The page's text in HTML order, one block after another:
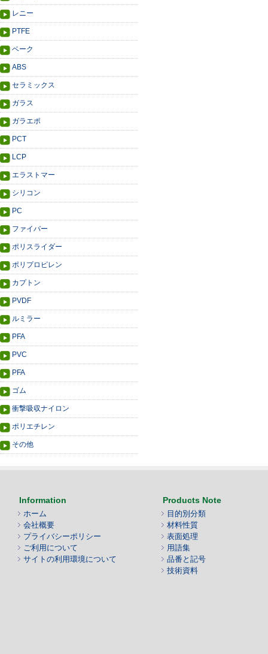
レニー
PTFE
ベーク
ABS
セラミックス
ガラス
ガラエポ
PCT
LCP
エラストマー
シリコン
PC
ファイバー
ポリスライダー
ポリプロピレン
カプトン
PVDF
ルミラー
PFA
PVC
PFA
ゴム
衝撃吸収ナイロン
ポリエチレン
その他
Information
ホーム
会社概要
プライバシーポリシー
ご利用について
サイトの利用環境について
Products Note
目的別分類
材料性質
表面処理
用語集
品番と記号
技術資料